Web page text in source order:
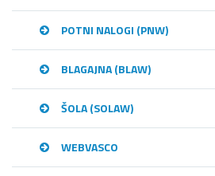
POTNI NALOGI (PNW)
BLAGAJNA (BLAW)
ŠOLA (SOLAW)
WEBVASCO